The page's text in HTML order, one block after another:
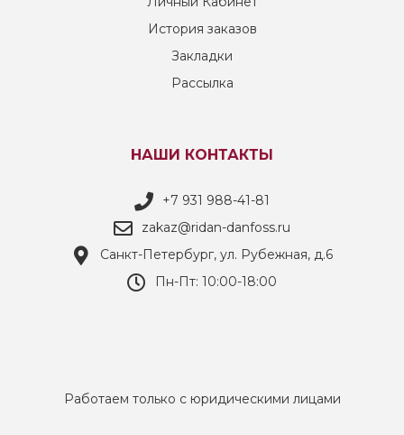
История заказов
Закладки
Рассылка
НАШИ КОНТАКТЫ
+7 931 988-41-81
zakaz@ridan-danfoss.ru
Санкт-Петербург, ул. Рубежная, д.6
Пн-Пт: 10:00-18:00
Работаем только с юридическими лицами